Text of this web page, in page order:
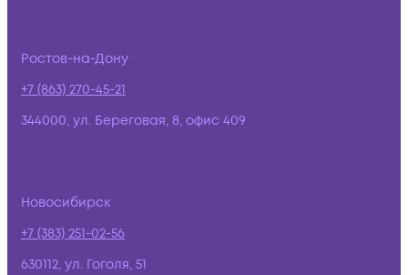
Ростов-на-Дону
+7 (863) 270-45-21
344000, ул. Береговая, 8, офис 409
Новосибирск
+7 (383) 251-02-56
630112, ул. Гоголя, 51